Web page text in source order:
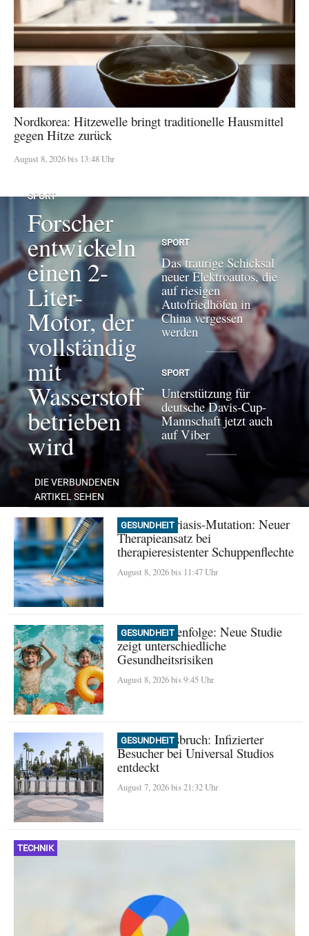
Nordkorea: Hitzewelle bringt traditionelle Hausmittel
gegen Hitze zurück
August 8, 2026 bis 13:48 Uhr
SPORT
Forscher
entwickeln
einen 2-
Liter-
Motor, der
vollständig
mit
Wasserstoff
betrieben
wird
DIE VERBUNDENEN
ARTIKEL SEHEN
SPORT
Das traurige Schicksal
neuer Elektroautos, die
auf riesigen
Autofriedhöfen in
China vergessen
werden
SPORT
Unterstützung für
deutsche Davis-Cup-
Mannschaft jetzt auch
auf Viber
GESUNDHEIT
Seltene Psoriasis-Mutation: Neuer
Therapieansatz bei
therapieresistenter Schuppenflechte
August 8, 2026 bis 11:47 Uhr
GESUNDHEIT
Geburtsreihenfolge: Neue Studie
zeigt unterschiedliche
Gesundheitsrisiken
August 8, 2026 bis 9:45 Uhr
GESUNDHEIT
Masern-Ausbruch: Infizierter
Besucher bei Universal Studios
entdeckt
August 7, 2026 bis 21:32 Uhr
TECHNIK